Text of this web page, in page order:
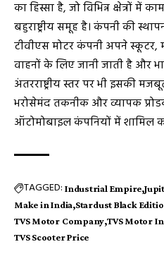
का हिस्सा है, जो विभिन्न क्षेत्रों में
बहुराष्ट्रीय समूह है। कंपनी की
टीवीएस मोटर कंपनी अपने स्कूटर,
वाहनों के लिए जानी जाती है और
अंतरराष्ट्रीय स्तर पर भी इसकी
भरोसेमंद तकनीक और व्यापक
ऑटोमोबाइल कंपनियों में शामिल
TAGGED: Industrial Empire
Make in India Stardust Black
TVS Motor Company TVS Motor
TVS Scooter Price